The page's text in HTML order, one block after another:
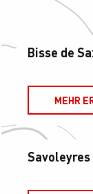
Bisse de
MEHR
Savoleyres